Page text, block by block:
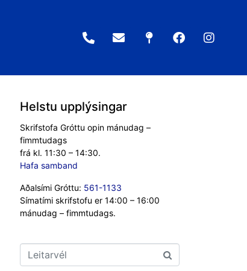
Helstu upplýsingar
Skrifstofa Gróttu opin mánudag –
fimmtudags
frá kl. 11:30 – 14:30.
Hafa samband
Aðalsími Gróttu: 561-1133
Símatími skrifstofu er 14:00 – 16:00
mánudag – fimmtudags.